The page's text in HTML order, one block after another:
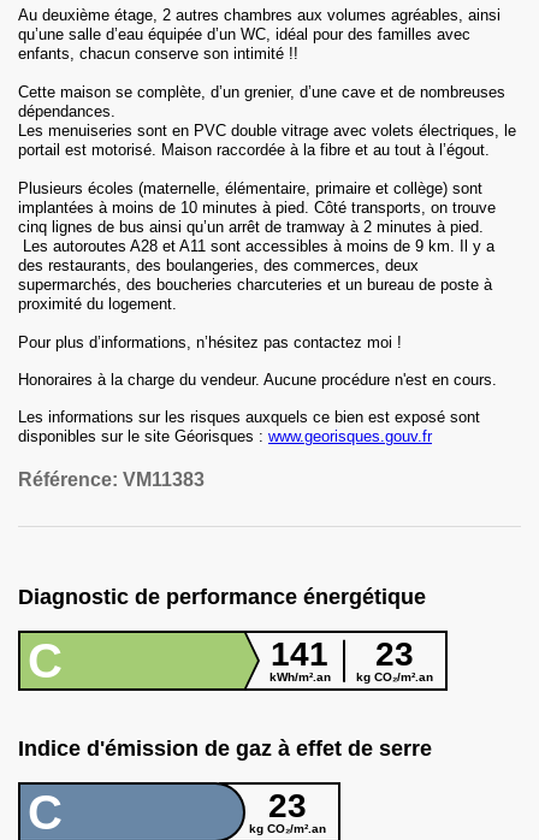
Au deuxième étage, 2 autres chambres aux volumes agréables, ainsi
qu’une salle d’eau équipée d’un WC, idéal pour des familles avec
enfants, chacun conserve son intimité !!
Cette maison se complète, d’un grenier, d’une cave et de nombreuses
dépendances.
Les menuiseries sont en PVC double vitrage avec volets électriques, le
portail est motorisé. Maison raccordée à la fibre et au tout à l’égout.
Plusieurs écoles (maternelle, élémentaire, primaire et collège) sont
implantées à moins de 10 minutes à pied. Côté transports, on trouve
cinq lignes de bus ainsi qu’un arrêt de tramway à 2 minutes à pied.
Les autoroutes A28 et A11 sont accessibles à moins de 9 km. Il y a
des restaurants, des boulangeries, des commerces, deux
supermarchés, des boucheries charcuteries et un bureau de poste à
proximité du logement.
Pour plus d’informations, n’hésitez pas contactez moi !
Honoraires à la charge du vendeur. Aucune procédure n'est en cours.
Les informations sur les risques auxquels ce bien est exposé sont
disponibles sur le site Géorisques : www.georisques.gouv.fr
Référence: VM11383
Diagnostic de performance énergétique
C 141
kWh/m².an
23
kg CO₂/m².an
Indice d'émission de gaz à effet de serre
C 23
kg CO₂/m².an